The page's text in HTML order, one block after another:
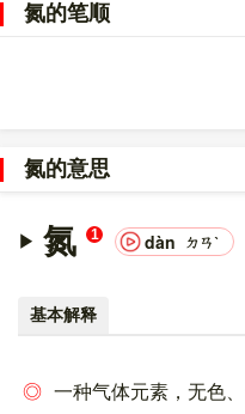
，
00006C2E，UTF-8：
氮的笔顺
氮的意思
氮 1 dàn ㄉㄢˋ
基本解释
◎ 一种气体元素，无色